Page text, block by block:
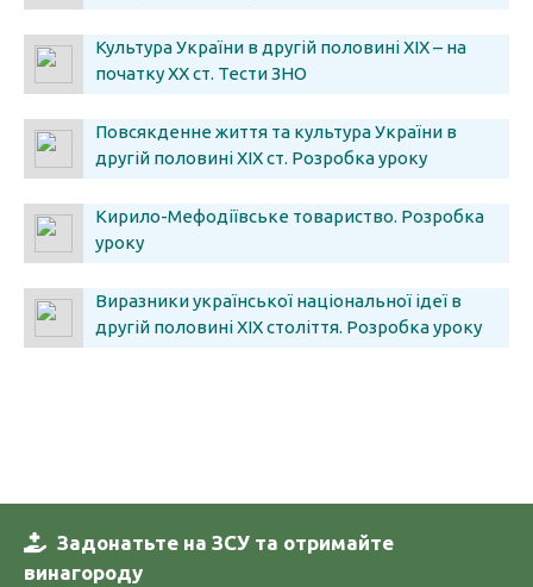
Культура України в другій половині ХІХ – на
початку ХХ ст. Тести ЗНО
Повсякденне життя та культура України в
другій половині XIX ст. Розробка уроку
Кирило-Мефодіївське товариство. Розробка
уроку
Виразники української національної ідеї в
другій половині XIX століття. Розробка уроку
Задонатьте на ЗСУ та отримайте
винагороду